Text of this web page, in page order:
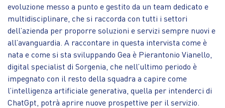
evoluzione messo a punto e gestito da un team dedicato e
multidisciplinare, che si raccorda con tutti i settori
dell’azienda per proporre soluzioni e servizi sempre nuovi e
all’avanguardia. A raccontare in questa intervista come è
nata e come si sta sviluppando Gea è Pierantonio Vianello,
digital specialist di Sorgenia, che nell’ultimo periodo è
impegnato con il resto della squadra a capire come
l’intelligenza artificiale generativa, quella per intenderci di
ChatGpt, potrà aprire nuove prospettive per il servizio.